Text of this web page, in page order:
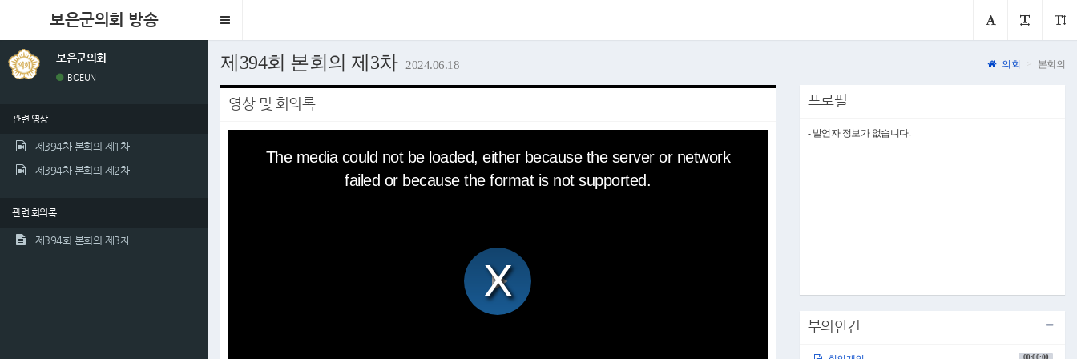
보은군의회 방송
Toggle
보은군의회
BOEUN
관련 영상
제394차 본회의 제1차
제394차 본회의 제2차
관련 회의록
제394회 본회의 제3차
제394회 본회의 제3차 2024.06.18 의회 본회의
영상 및 회의록
Play
The media could not be loaded, either because the server or network
failed or because the format is not supported.
프로필
- 발언자 정보가 없습니다.
부의안건
00:00:00